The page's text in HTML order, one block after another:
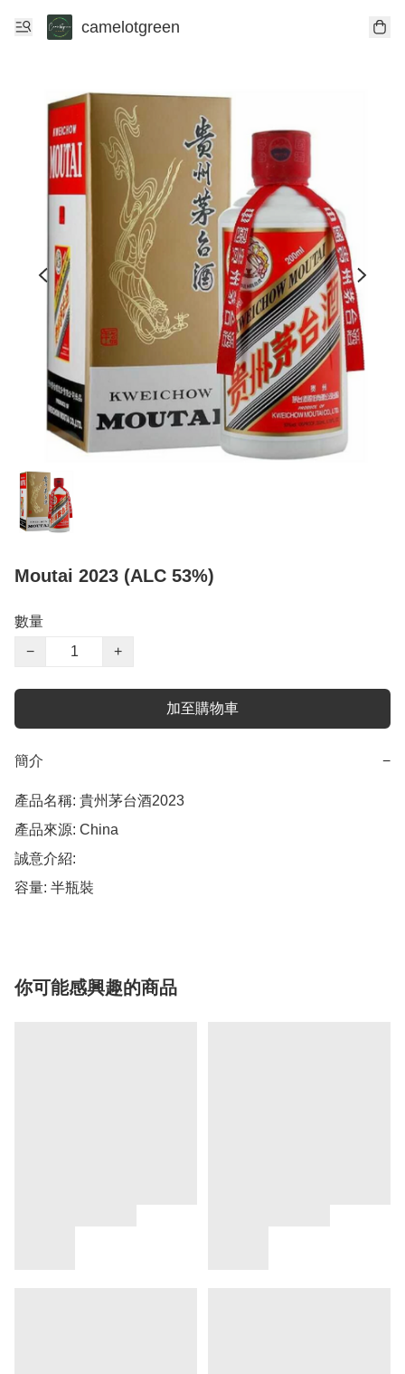
camelotgreen
Moutai 2023 (ALC 53%)
數量
−
+
加至購物車
簡介 −
產品名稱: 貴州茅台酒2023
產品來源: China
誠意介紹:
容量: 半瓶裝
你可能感興趣的商品